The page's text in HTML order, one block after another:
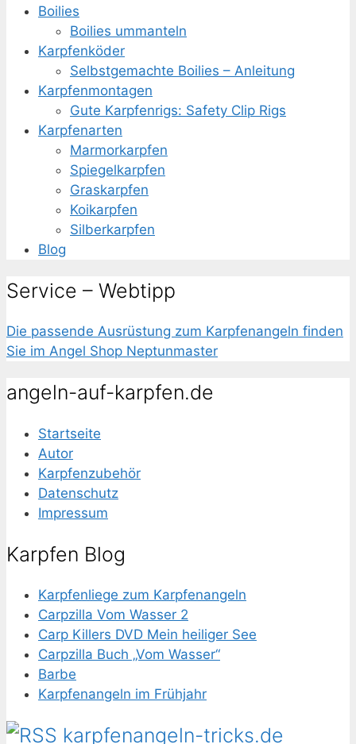
Boilies
Boilies ummanteln
Karpfenköder
Selbstgemachte Boilies – Anleitung
Karpfenmontagen
Gute Karpfenrigs: Safety Clip Rigs
Karpfenarten
Marmorkarpfen
Spiegelkarpfen
Graskarpfen
Koikarpfen
Silberkarpfen
Blog
Service – Webtipp
Die passende Ausrüstung zum Karpfenangeln finden
Sie im Angel Shop Neptunmaster
angeln-auf-karpfen.de
Startseite
Autor
Karpfenzubehör
Datenschutz
Impressum
Karpfen Blog
Karpfenliege zum Karpfenangeln
Carpzilla Vom Wasser 2
Carp Killers DVD Mein heiliger See
Carpzilla Buch „Vom Wasser“
Barbe
Karpfenangeln im Frühjahr
karpfenangeln-tricks.de